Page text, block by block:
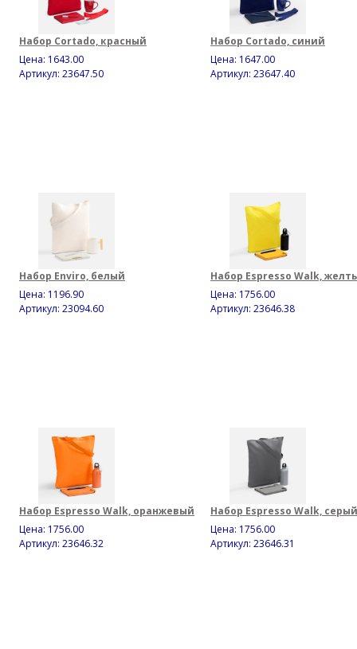
Набор Cortado, красный
Цена: 1643.00
Артикул: 23647.50
Набор Cortado, синий
Цена: 1647.00
Артикул: 23647.40
Набор Enviro, белый
Цена: 1196.90
Артикул: 23094.60
Набор Espresso Walk,
Цена: 1756.00
Артикул: 23646.38
Набор Espresso Walk, оранжевый
Цена: 1756.00
Артикул: 23646.32
Набор Espresso Walk, серый
Цена: 1756.00
Артикул: 23646.31